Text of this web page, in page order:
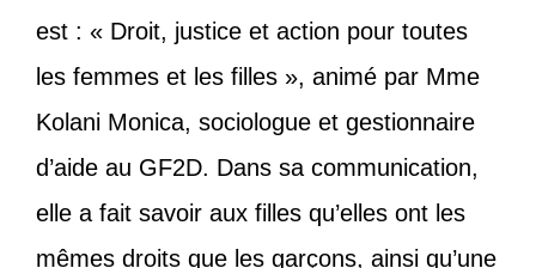
est : « Droit, justice et action pour toutes
les femmes et les filles », animé par Mme
Kolani Monica, sociologue et gestionnaire
d’aide au GF2D. Dans sa communication,
elle a fait savoir aux filles qu’elles ont les
mêmes droits que les garçons, ainsi qu’une